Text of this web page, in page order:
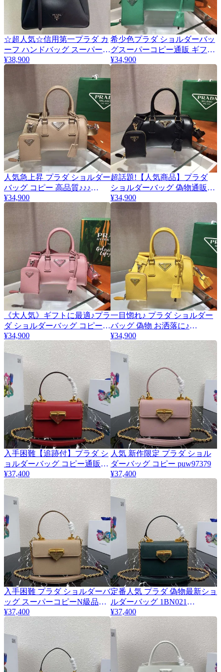
☆超人気☆信用第一プラダ カ
ーフ ハンドバッグ スーパーコ
ピー 1BG339
¥38,900
希少色プラダ ショルダーバッ
グスーパーコピー通販 ギフト
に最適♪ 1BA846
¥34,900
人気急上昇 プラダ ショルダー
バッグ コピー 高品質♪♪♪
puq89907
¥34,900
超話題!【人気商品】プラダ
ショルダーバッグ 偽物通販
put26581
¥34,900
《大人気》ギフトに最適♪プラ
ダ ショルダーバッグ コピー通
販 pud40353
¥34,900
一目惚れ♪ プラダ ショルダー
バッグ 偽物 お洒落に♪
pun87146
¥34,900
入手困難【追跡付】プラダ シ
ョルダーバッグ コピー通販
puj72879
¥37,400
人気 新作限定 プラダ ショル
ダーバッグ コピー puw97379
¥37,400
入手困難 プラダ ショルダーバ
ッグ スーパーコピーN級品
puh99062
¥37,400
定番人気 プラダ 偽物最新ショ
ルダーバッグ 1BN021
puw29132
¥37,400